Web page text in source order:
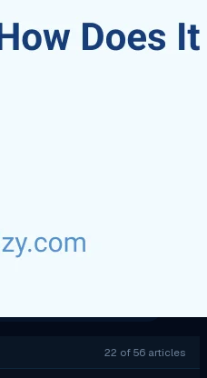
22 of 56 articles